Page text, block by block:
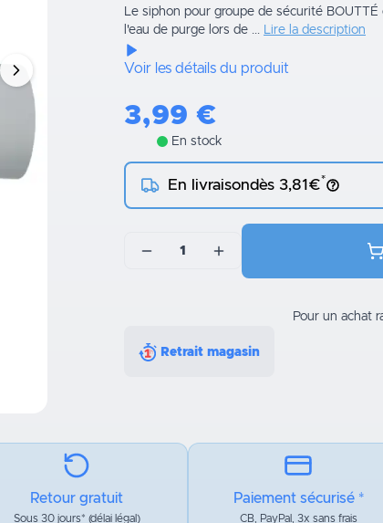
Le siphon pour groupe de sécurité
l'eau de purge lors de ...
Lire la description
Voir les détails du produit
3,99 €
En stock
En livraisondès 3,81€*
1
Pour un achat
Retrait magasin
Retour gratuit
Sous 30 jours* (délai légal)
Paiement sécurisé *
CB, PayPal, 3x sans frais